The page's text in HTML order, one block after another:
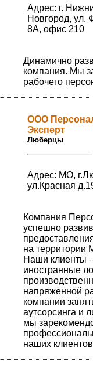
Адрес: г.
Новгород, ул.
8А, офис 210
Динамично
компания. Мы
рабочего
ООО
Эксперт
Люберцы
Адрес: МО,
ул.Красная
Компания
успешно
на территории
Наши клиенты
иностранные
напряженной
компании
аутсорсинга и
мы
наших